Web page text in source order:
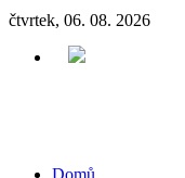
čtvrtek, 06. 08. 2026
Domů